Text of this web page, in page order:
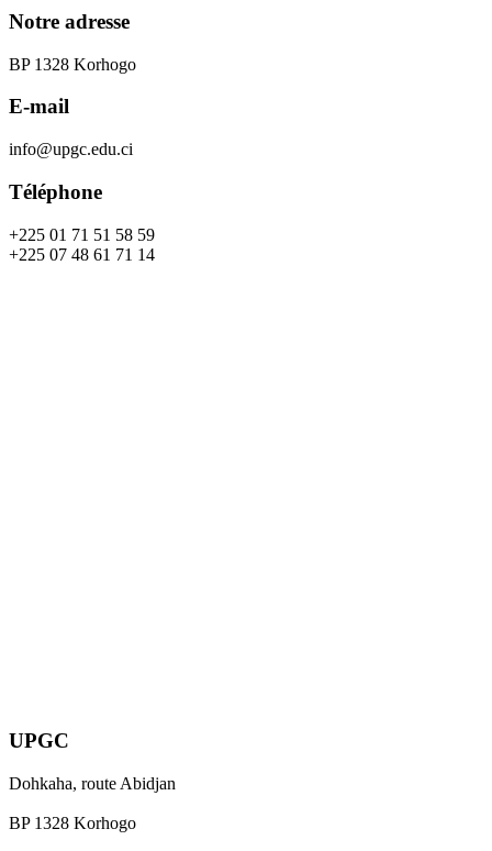
Notre adresse
BP 1328 Korhogo
E-mail
info@upgc.edu.ci
Téléphone
+225 01 71 51 58 59
+225 07 48 61 71 14
UPGC
Dohkaha, route Abidjan
BP 1328 Korhogo